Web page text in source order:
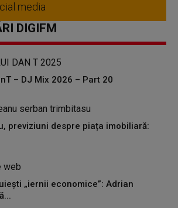
media
DIGIFM
– DJ Mix 2026 – Part 20
previziuni despre piața imobiliară:
„iernii economice”: Adrian